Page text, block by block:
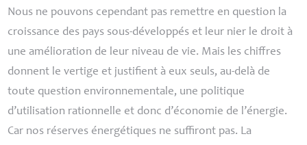
Nous ne pouvons cependant pas remettre en question la
croissance des pays sous-développés et leur nier le droit à
une amélioration de leur niveau de vie. Mais les chiffres
donnent le vertige et justifient à eux seuls, au-delà de
toute question environnementale, une politique
d’utilisation rationnelle et donc d’économie de l’énergie.
Car nos réserves énergétiques ne suffiront pas. La